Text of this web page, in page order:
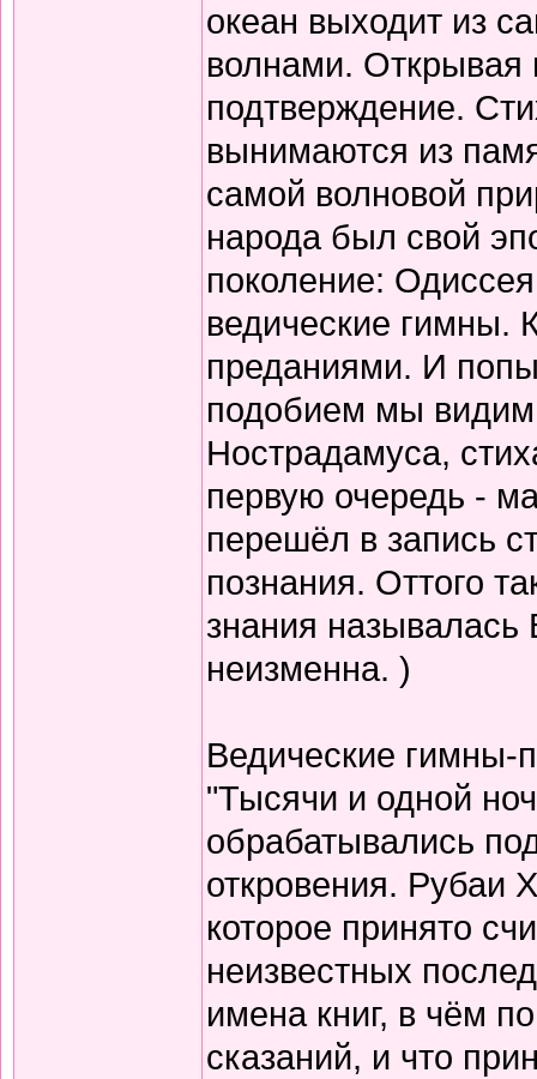
океан выходит из
волнами. Открывая
подтверждение.
вынимаются из
самой волновой
народа был свой
поколение:
ведические гимны.
преданиями. И
подобием мы видим
Нострадамуса,
первую очередь -
перешёл в запись
познания. Оттого
знания
неизменна. )
Ведические гимны-
"Тысячи и одной
обрабатывались
откровения. Рубаи
которое принято
неизвестных
имена книг, в чём
сказаний, и что